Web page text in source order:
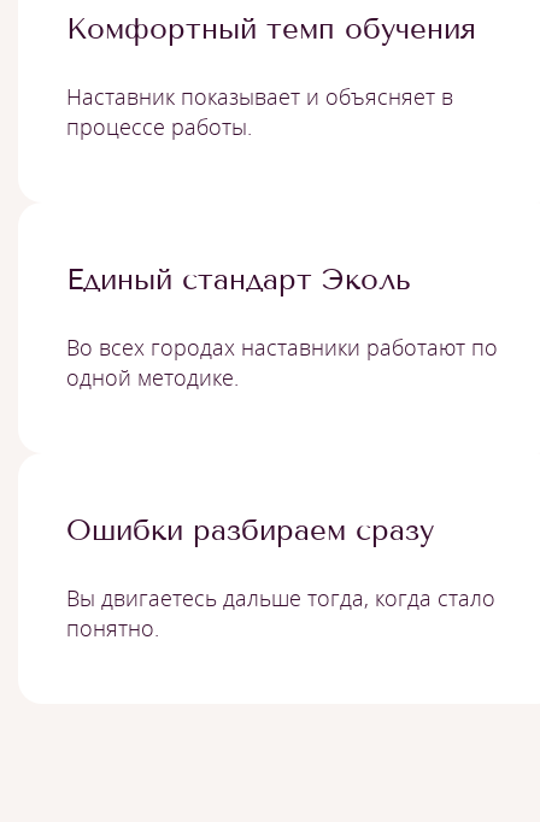
Комфортный темп обучения
Наставник показывает и объясняет в
процессе работы.
Единый стандарт Эколь
Во всех городах наставники работают по
одной методике.
Ошибки разбираем сразу
Вы двигаетесь дальше тогда, когда стало
понятно.